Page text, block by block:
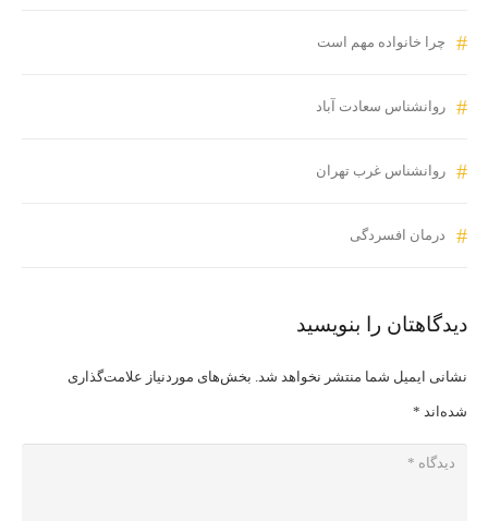
چرا خانواده مهم است
روانشناس سعادت آباد
روانشناس غرب تهران
درمان افسردگی
دیدگاهتان را بنویسید
نشانی ایمیل شما منتشر نخواهد شد. بخش‌های موردنیاز علامت‌گذاری
شده‌اند *